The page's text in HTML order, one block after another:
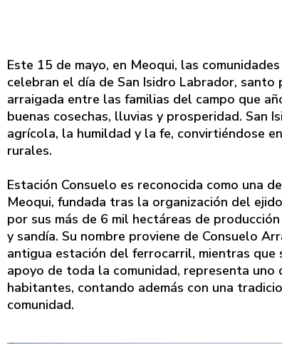
Este 15 de mayo, en Meoqui, las
celebran el día de San Isidro Labrador,
arraigada entre las familias del campo que
buenas cosechas, lluvias y prosperidad. San
agrícola, la humildad y la fe, convirtiéndose
rurales.
Estación Consuelo es reconocida como una
Meoqui, fundada tras la organización del
por sus más de 6 mil hectáreas de
y sandía. Su nombre proviene de Consuelo
antigua estación del ferrocarril, mientras
apoyo de toda la comunidad, representa
habitantes, contando además con una
comunidad.